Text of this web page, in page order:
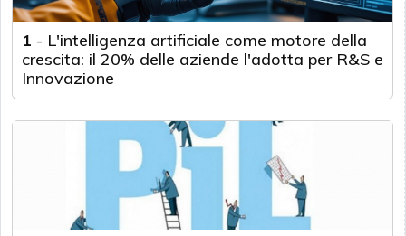
1 - L'intelligenza artificiale come motore della
crescita: il 20% delle aziende l'adotta per R&S e
Innovazione